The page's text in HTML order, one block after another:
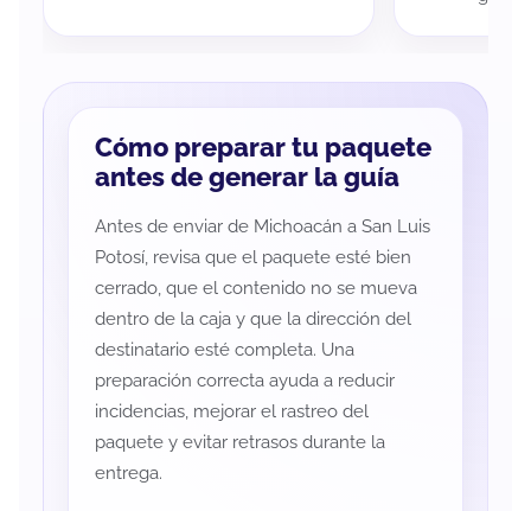
Cómo preparar tu paquete
antes de generar la guía
Antes de enviar de Michoacán a San Luis
Potosí, revisa que el paquete esté bien
cerrado, que el contenido no se mueva
dentro de la caja y que la dirección del
destinatario esté completa. Una
preparación correcta ayuda a reducir
incidencias, mejorar el rastreo del
paquete y evitar retrasos durante la
entrega.